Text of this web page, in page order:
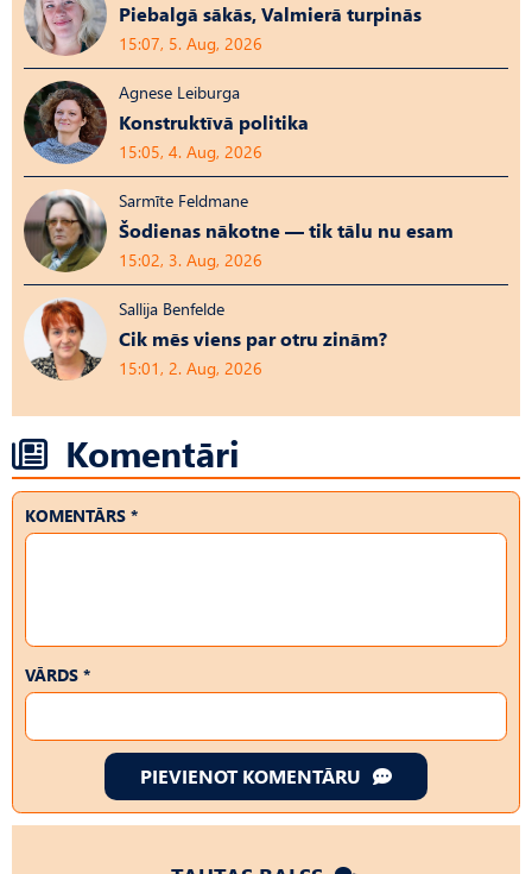
Piebalgā sākās, Valmierā turpinās
15:07, 5. Aug, 2026
Agnese Leiburga
Konstruktīvā politika
15:05, 4. Aug, 2026
Sarmīte Feldmane
Šodienas nākotne — tik tālu nu esam
15:02, 3. Aug, 2026
Sallija Benfelde
Cik mēs viens par otru zinām?
15:01, 2. Aug, 2026
Komentāri
KOMENTĀRS *
VĀRDS *
PIEVIENOT KOMENTĀRU